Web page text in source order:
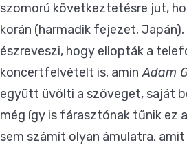
szomorú következtetésre jut,
korán (harmadik fejezet,
észreveszi, hogy ellopták a
koncertfelvételt is, amin Adam
együtt üvölti a szöveget, saját
még így is fárasztónak tűnik ez
sem számít olyan ámulatra,